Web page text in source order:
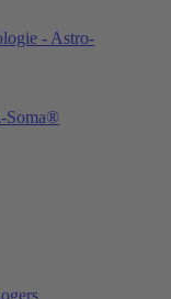
- Astro-
Soma®